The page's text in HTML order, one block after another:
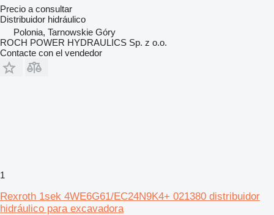
Precio a consultar
Distribuidor hidráulico
Polonia, Tarnowskie Góry
ROCH POWER HYDRAULICS Sp. z o.o.
Contacte con el vendedor
1
Rexroth 1sek 4WE6G61/EC24N9K4+ 021380 distribuidor
hidráulico para excavadora